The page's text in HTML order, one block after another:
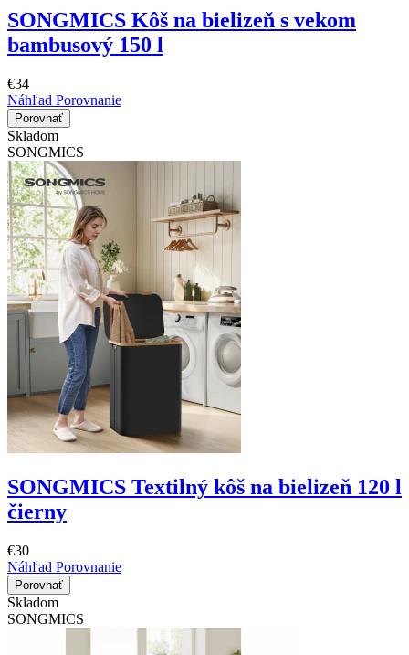
SONGMICS Kôš na bielizeň s vekom
bambusový 150 l
€34
Náhľad Porovnanie
Porovnať
Skladom
SONGMICS
SONGMICS Textilný kôš na bielizeň 120 l
čierny
€30
Náhľad Porovnanie
Porovnať
Skladom
SONGMICS